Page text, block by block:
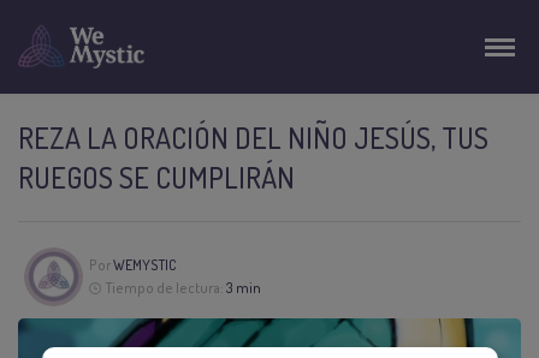
REZA LA ORACIÓN DEL NIÑO JESÚS, TUS
RUEGOS SE CUMPLIRÁN
PorWEMYSTIC
Tiempo de lectura: 3 min